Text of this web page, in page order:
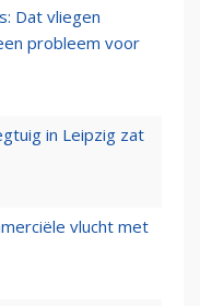
Dat vliegen
probleem voor
in Leipzig zat
vlucht met